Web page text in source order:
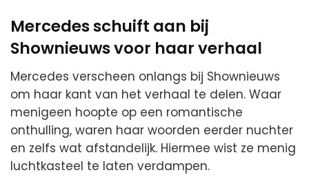
Mercedes schuift aan bij
Shownieuws voor haar verhaal
Mercedes verscheen onlangs bij Shownieuws
om haar kant van het verhaal te delen. Waar
menigeen hoopte op een romantische
onthulling, waren haar woorden eerder nuchter
en zelfs wat afstandelijk. Hiermee wist ze menig
luchtkasteel te laten verdampen.